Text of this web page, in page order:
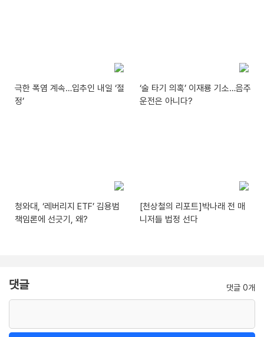
극한 폭염 계속…입추인 내일 ‘절
정’
‘술 타기 의혹’ 이재룡 기소…음주
운전은 아니다?
청와대, ‘레버리지 ETF’ 김용범
책임론에 선긋기, 왜?
[천상철의 리포트]박나래 전 매
니저들 법정 선다
댓글 댓글 0개